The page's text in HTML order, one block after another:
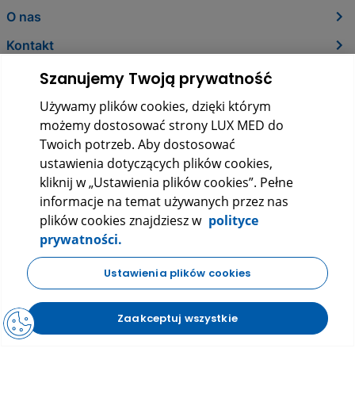
O nas
Kontakt
LUX MED Sp. z o.o.
ul. Szturmowa 2, 02-678 Warszawa
KRS: 0000265353
NIP: 5272523080
REGON: 140723603
Polityka prywatności | Regulamin | FAQ
Szanujemy Twoją prywatność
Używamy plików cookies, dzięki którym
możemy dostosować strony LUX MED do
Twoich potrzeb. Aby dostosować
ustawienia dotyczących plików cookies,
kliknij w „Ustawienia plików cookies”. Pełne
informacje na temat używanych przez nas
plików cookies znajdziesz w polityce
prywatności.
Ustawienia plików cookies
Zaakceptuj wszystkie